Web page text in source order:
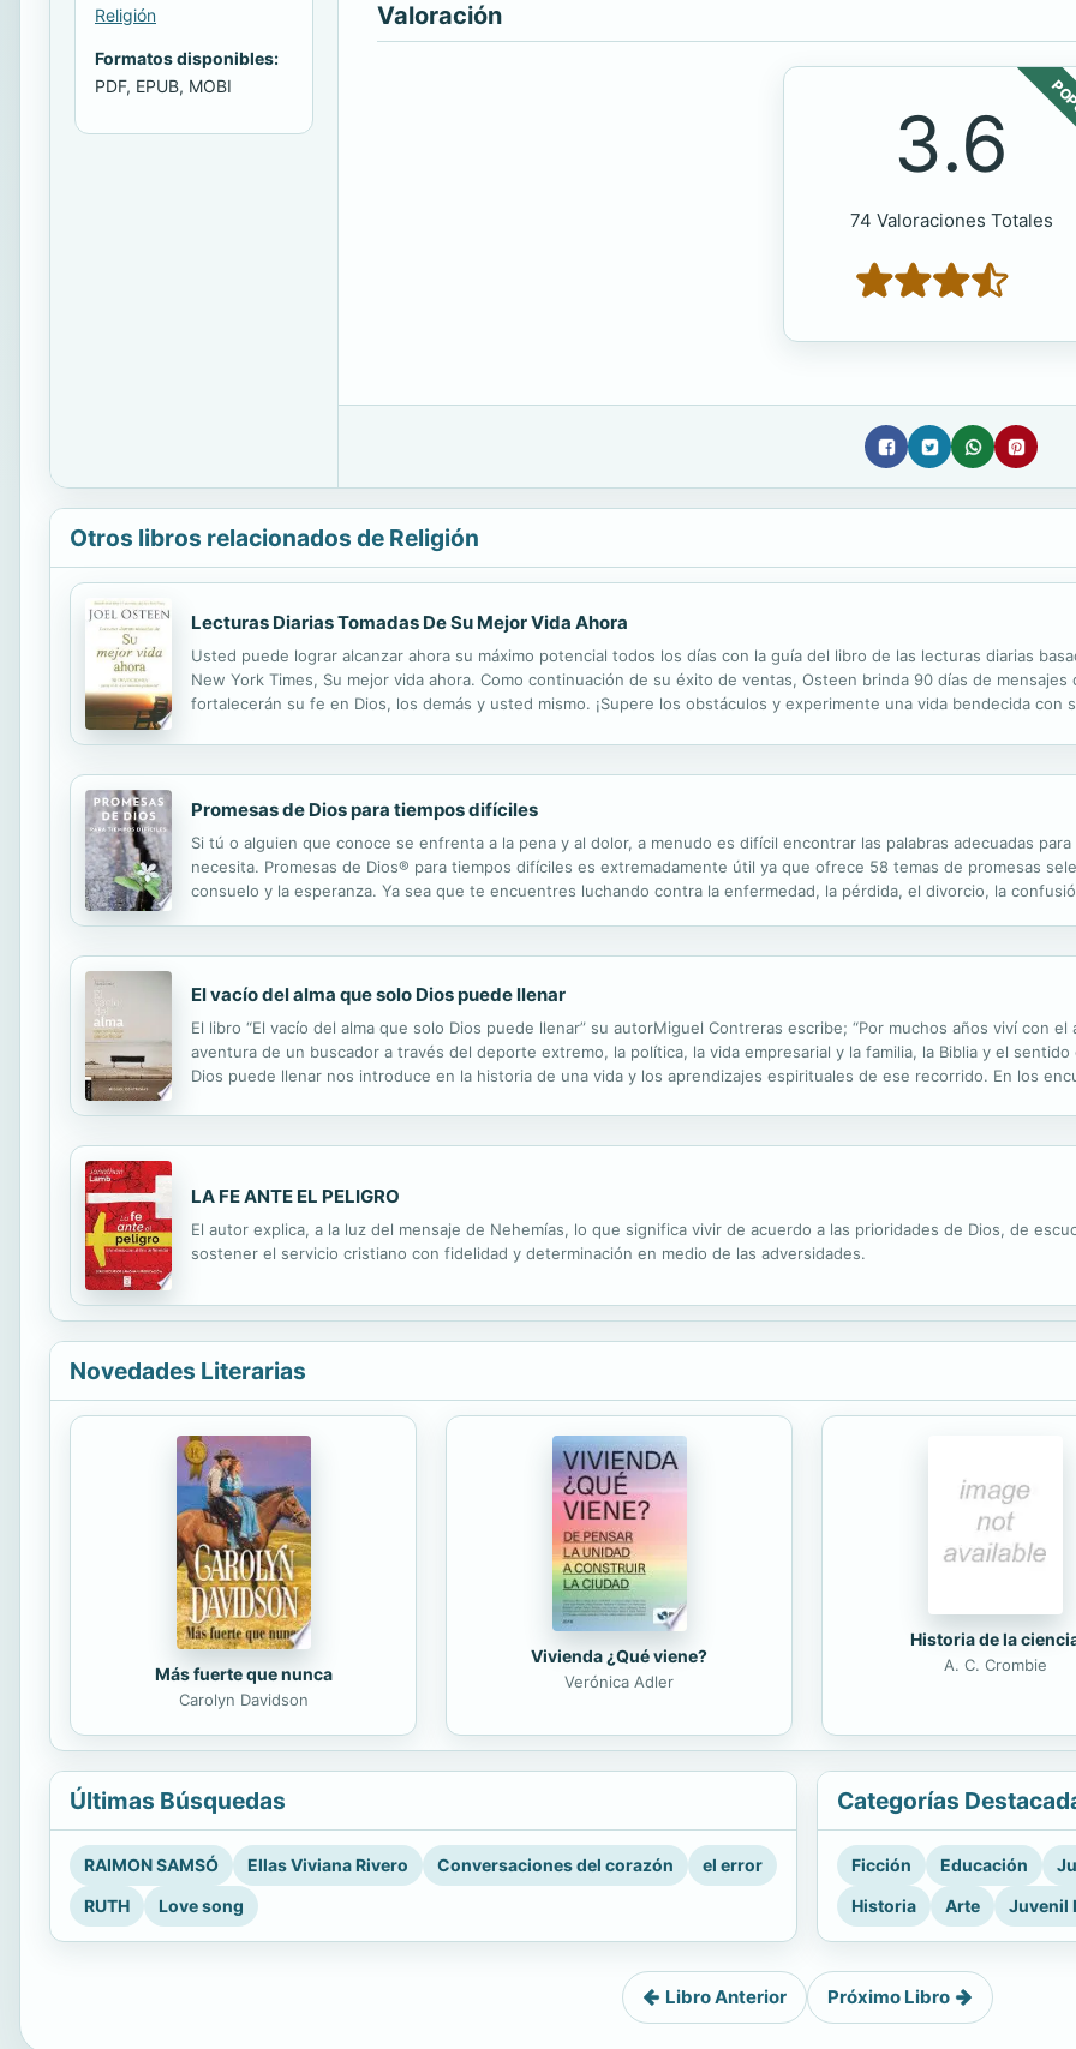
Religión
Formatos disponibles:
PDF, EPUB, MOBI
Valoración
3.6
74 Valoraciones Totales
Otros libros relacionados de Religión
Lecturas Diarias Tomadas De Su Mejor Vida Ahora
Usted puede lograr alcanzar ahora su máximo potencial todos los días con la guía del libro de las lecturas diarias
New York Times, Su mejor vida ahora. Como continuación de su éxito de ventas, Osteen brinda 90 días de
fortalecerán su fe en Dios, los demás y usted mismo. ¡Supere los obstáculos y experimente una vida bendecida con
Promesas de Dios para tiempos difíciles
Si tú o alguien que conoce se enfrenta a la pena y al dolor, a menudo es difícil encontrar las palabras adecuadas
necesita. Promesas de Dios® para tiempos difíciles es extremadamente útil ya que ofrece 58 temas de promesas
consuelo y la esperanza. Ya sea que te encuentres luchando contra la enfermedad, la pérdida, el divorcio, la
El vacío del alma que solo Dios puede llenar
El libro “El vacío del alma que solo Dios puede llenar” su autorMiguel Contreras escribe; “Por muchos años viví con el
aventura de un buscador a través del deporte extremo, la política, la vida empresarial y la familia, la Biblia y el
Dios puede llenar nos introduce en la historia de una vida y los aprendizajes espirituales de ese recorrido. En los
LA FE ANTE EL PELIGRO
El autor explica, a la luz del mensaje de Nehemías, lo que significa vivir de acuerdo a las prioridades de Dios, de
sostener el servicio cristiano con fidelidad y determinación en medio de las adversidades.
Novedades Literarias
Más fuerte que nunca
Carolyn Davidson
Vivienda ¿Qué viene?
Verónica Adler
Historia de la
A. C. Crombie
Últimas Búsquedas
RAIMON SAMSÓ Ellas Viviana Rivero Conversaciones del corazón
el error
RUTH
Love song
Categorías
Ficción Educación
Historia
Arte Juvenil
Libro Anterior Próximo Libro